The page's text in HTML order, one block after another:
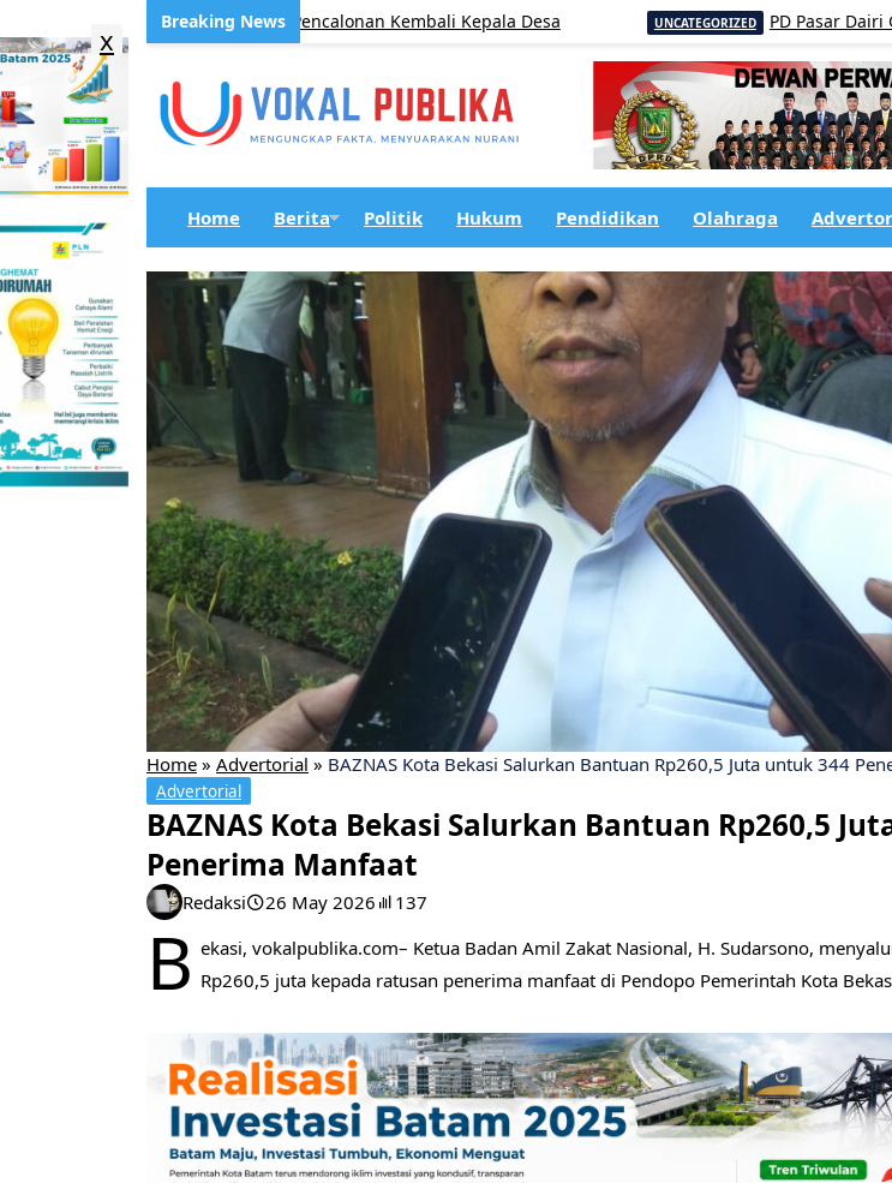
Administrasi Pencalonan Kembali Kepala Desa UNCATEGORIZED PD Pasar Dairi Gandeng
Home Berita Politik Hukum Pendidikan Olahraga
Home » Advertorial » BAZNAS Kota Bekasi Salurkan Bantuan Rp260,5 Juta untuk 344
Advertorial
BAZNAS Kota Bekasi Salurkan Bantuan Rp260,5
Penerima Manfaat
Redaksi 26 May 2026 137
B ekasi, vokalpublika.com– Ketua Badan Amil Zakat Nasional, H. Sudarsono,
Rp260,5 juta kepada ratusan penerima manfaat di Pendopo Pemerintah Kota
x